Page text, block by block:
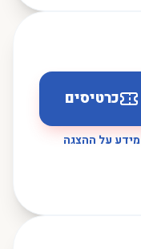
כרטיסים
מידע על ההצגה